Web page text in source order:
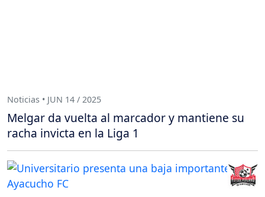
Noticias • JUN 14 / 2025
Melgar da vuelta al marcador y mantiene su
racha invicta en la Liga 1